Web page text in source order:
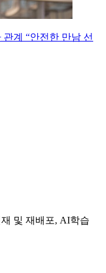
계 “안전한 만남 선
및 재배포, AI학습